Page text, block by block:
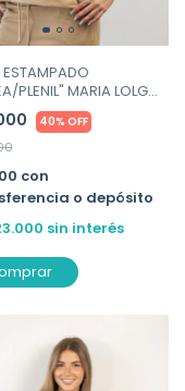
PLENIL" MARIA LOLGI
40% OFF
con
o depósito
sin interés